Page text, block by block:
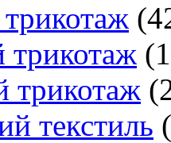
трикотаж
текстиль